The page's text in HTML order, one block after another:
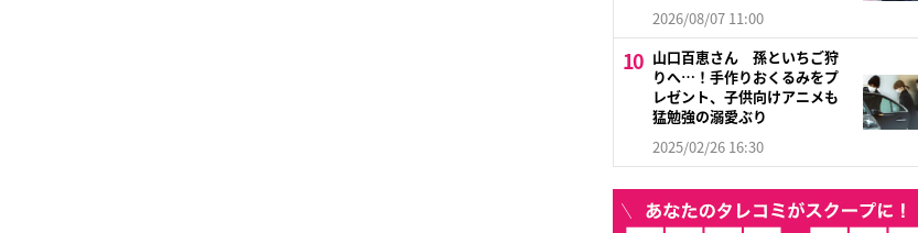
2026/08/07 11:00
山口百恵さん 孫といちご狩
りへ…！手作りおくるみをプ
レゼント、子供向けアニメも
猛勉強の溺愛ぶり
2025/02/26 16:30